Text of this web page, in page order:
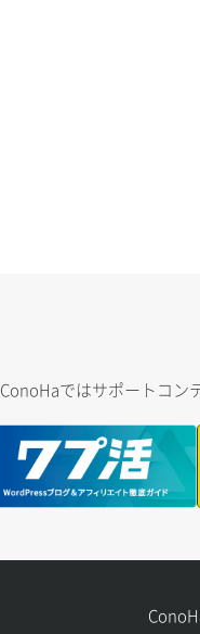
ConoHaではサポートコン